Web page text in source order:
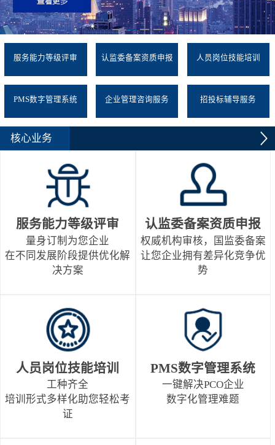
服务能力等级评审 认监委备案资质申报 人员岗位技能培训
PMS数字管理系统 企业管理咨询服务 招投标辅导服务
核心业务
服务能力等级评审
量身订制为您企业
在不同发展阶段提供优化解
决方案
认监委备案资质申报
权威机构审核，国监委备案
让您企业拥有差异化竞争优
势
人员岗位技能培训
工种齐全
培训形式多样化助您轻松考
证
PMS数字管理系统
一键解决PCO企业
数字化管理难题